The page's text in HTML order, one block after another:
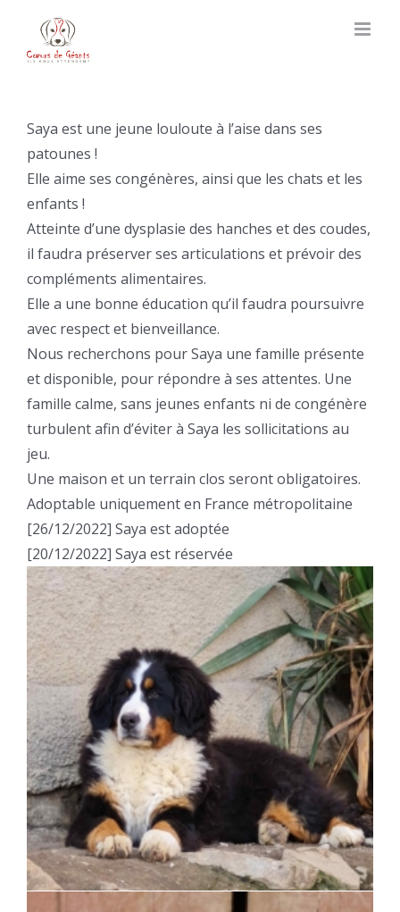
content
Saya est une jeune louloute à l’aise dans ses
patounes !
Elle aime ses congénères, ainsi que les chats et les
enfants !
Atteinte d’une dysplasie des hanches et des coudes,
il faudra préserver ses articulations et prévoir des
compléments alimentaires.
Elle a une bonne éducation qu’il faudra poursuivre
avec respect et bienveillance.
Nous recherchons pour Saya une famille présente
et disponible, pour répondre à ses attentes. Une
famille calme, sans jeunes enfants ni de congénère
turbulent afin d’éviter à Saya les sollicitations au
jeu.
Une maison et un terrain clos seront obligatoires.
Adoptable uniquement en France métropolitaine
[26/12/2022] Saya est adoptée
[20/12/2022] Saya est réservée